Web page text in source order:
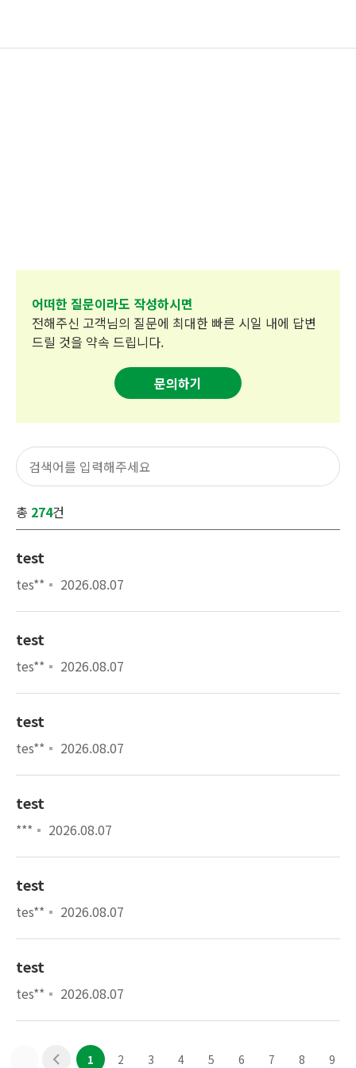
어떠한 질문이라도 작성하시면
전해주신 고객님의 질문에 최대한 빠른 시일 내에 답변
드릴 것을 약속 드립니다.
문의하기
총 274건
test
tes** 2026.08.07
test
tes** 2026.08.07
test
tes** 2026.08.07
test
*** 2026.08.07
test
tes** 2026.08.07
test
tes** 2026.08.07
1 2 3 4 5 6 7 8 9